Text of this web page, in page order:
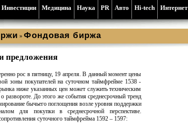
Инвестиции Медицина Наука PR Aвто Hi-tech Интернет
» Фондовая биржа
предложения
рос в пятницу, 19 апреля. В данный момент цены
зоны покупателей на суточном таймфрейме 1538 -
ниже указанных цен может служить техническим
развороте. До этого же события среднесрочный тренд
бычьего поглощения возле уровня поддержки
для покупки в среднесрочной перспективе.
суточного таймфрейма 1592 – 1597: